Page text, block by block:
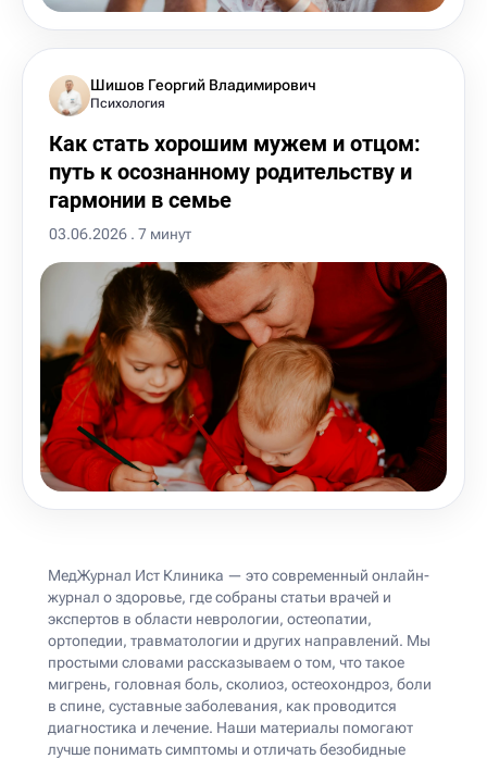
Шишов Георгий Владимирович
Психология
Как стать хорошим мужем и отцом:
путь к осознанному родительству и
гармонии в семье
03.06.2026 . 7 минут
МедЖурнал Ист Клиника — это современный онлайн-
журнал о здоровье, где собраны статьи врачей и
экспертов в области неврологии, остеопатии,
ортопедии, травматологии и других направлений. Мы
простыми словами рассказываем о том, что такое
мигрень, головная боль, сколиоз, остеохондроз, боли
в спине, суставные заболевания, как проводится
диагностика и лечение. Наши материалы помогают
лучше понимать симптомы и отличать безобидные